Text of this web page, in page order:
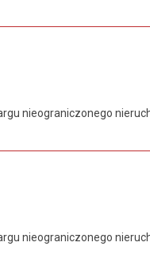
nieograniczonego
nieograniczonego